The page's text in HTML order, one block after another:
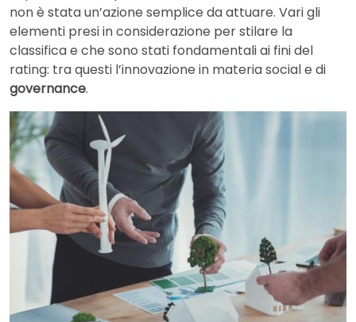
non è stata un’azione semplice da attuare. Vari gli
elementi presi in considerazione per stilare la
classifica e che sono stati fondamentali ai fini del
rating: tra questi l’innovazione in materia social e di
governance.